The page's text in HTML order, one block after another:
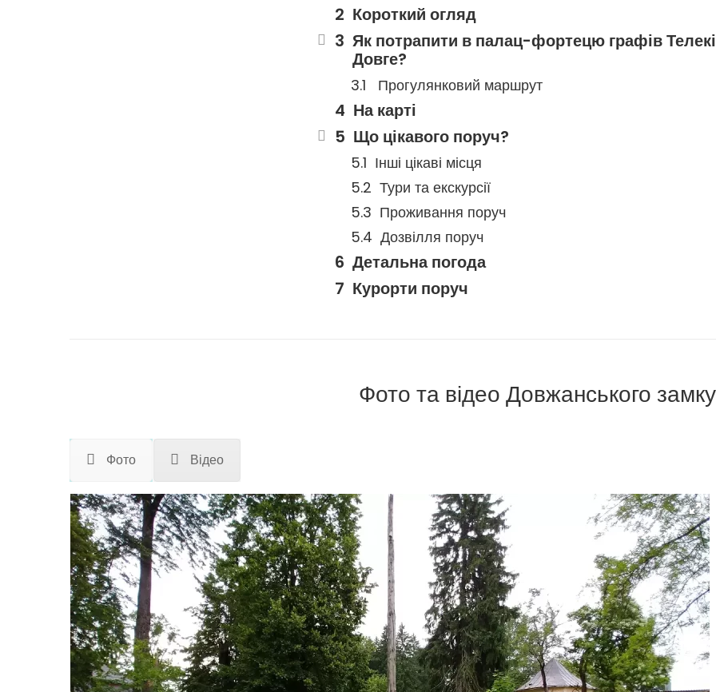
Короткий огляд
Як потрапити в палац-фортецю графів
Довге?
Прогулянковий маршрут
На карті
Що цікавого поруч?
Інші цікаві місця
Тури та екскурсії
Проживання поруч
Дозвілля поруч
Детальна погода
Курорти поруч
Фото та відео Довжанського замку
Фото Відео